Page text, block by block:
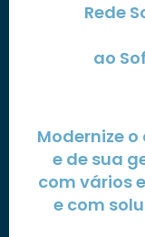
Rede
ao
Modernize
e de sua
com vários
e com